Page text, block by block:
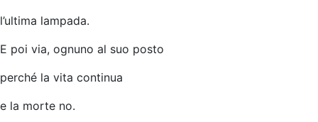
l’ultima lampada.
E poi via, ognuno al suo posto
perché la vita continua
e la morte no.